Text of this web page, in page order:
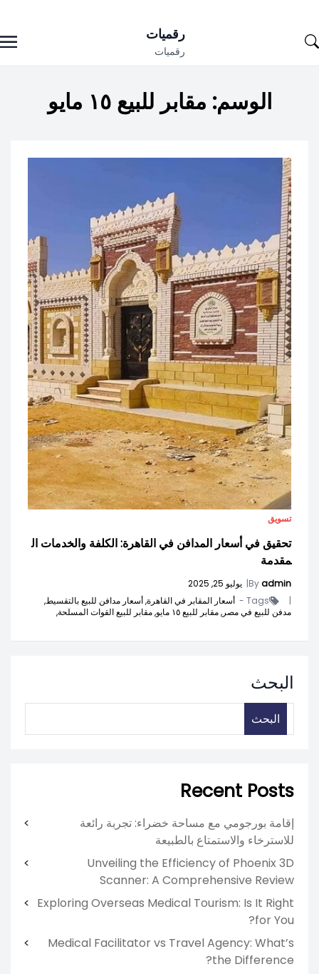
to
رقميات
رقميات
الوسم: مقابر للبيع ١٥ مايو
تسويق
تحقيق في أسعار المدافن في القاهرة: الكلفة والخدمات ال
مقدمة
Byadmin
| يوليو 25, 2025
|
Tags - أسعار المقابر في القاهرة,أسعار مدافن للبيع بالتقسيط,
مدفن للبيع في مصر,مقابر للبيع ١٥ مايو, مقابر للبيع القوات المسلحة,
البحث
البحث
Recent Posts
إقامة بورجومي مع مساحة خضراء: تجربة رائعة
للاسترخاء والاستمتاع بالطبيعة
Unveiling the Efficiency of Phoenix 3D
Scanner: A Comprehensive Review
Exploring Overseas Medical Tourism: Is It Right
for You?
Medical Facilitator vs Travel Agency: What’s
the Difference?